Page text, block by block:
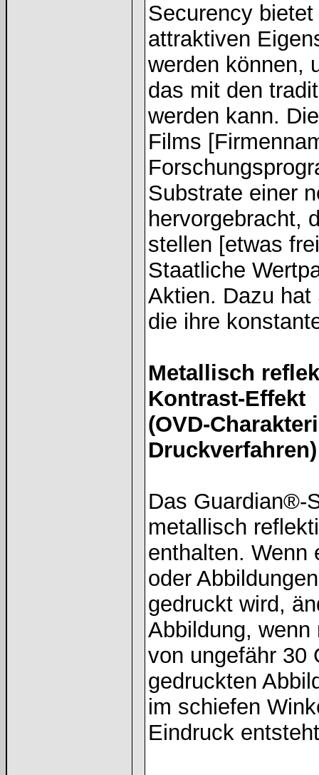
Securency
attraktiven
werden können,
das mit den
werden kann.
Films
Substrate einer
hervorgebracht,
stellen [etwas
Staatliche
Aktien. Dazu
die ihre
Metallisch
Kontrast-Effekt
(OVD-
Druckverfahren)
Das Guardian®-
metallisch
enthalten. Wenn
oder
gedruckt wird,
Abbildung,
von ungefähr 30
gedruckten
im schiefen
Eindruck